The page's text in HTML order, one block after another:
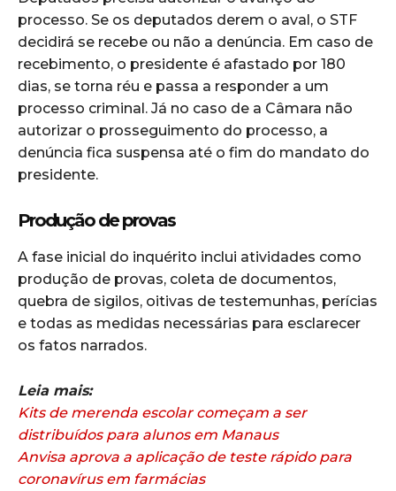
processo. Se os deputados derem o aval, o STF
decidirá se recebe ou não a denúncia. Em caso de
recebimento, o presidente é afastado por 180
dias, se torna réu e passa a responder a um
processo criminal. Já no caso de a Câmara não
autorizar o prosseguimento do processo, a
denúncia fica suspensa até o fim do mandato do
presidente.
Produção de provas
A fase inicial do inquérito inclui atividades como
produção de provas, coleta de documentos,
quebra de sigilos, oitivas de testemunhas, perícias
e todas as medidas necessárias para esclarecer
os fatos narrados.
Leia mais:
Kits de merenda escolar começam a ser
distribuídos para alunos em Manaus
Anvisa aprova a aplicação de teste rápido para
coronavírus em farmácias